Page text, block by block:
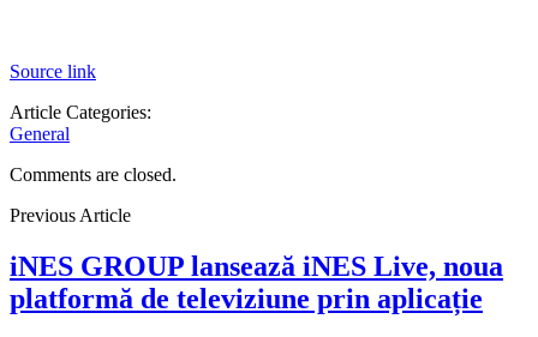
Source link
Article Categories:
General
Comments are closed.
Previous Article
iNES GROUP lansează iNES Live, noua
platformă de televiziune prin aplicație